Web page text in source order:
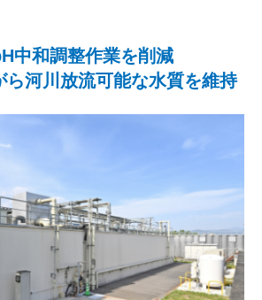
中和調整作業を削減
ら河川放流可能な水質を維持